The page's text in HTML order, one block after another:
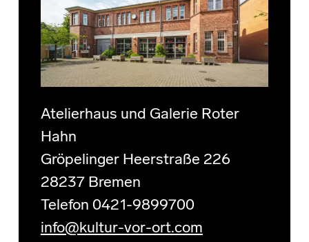
Atelierhaus und Galerie Roter
Hahn
Gröpelinger Heerstraße 226
28237 Bremen
Telefon 0421-9899700
info@kultur-vor-ort.com